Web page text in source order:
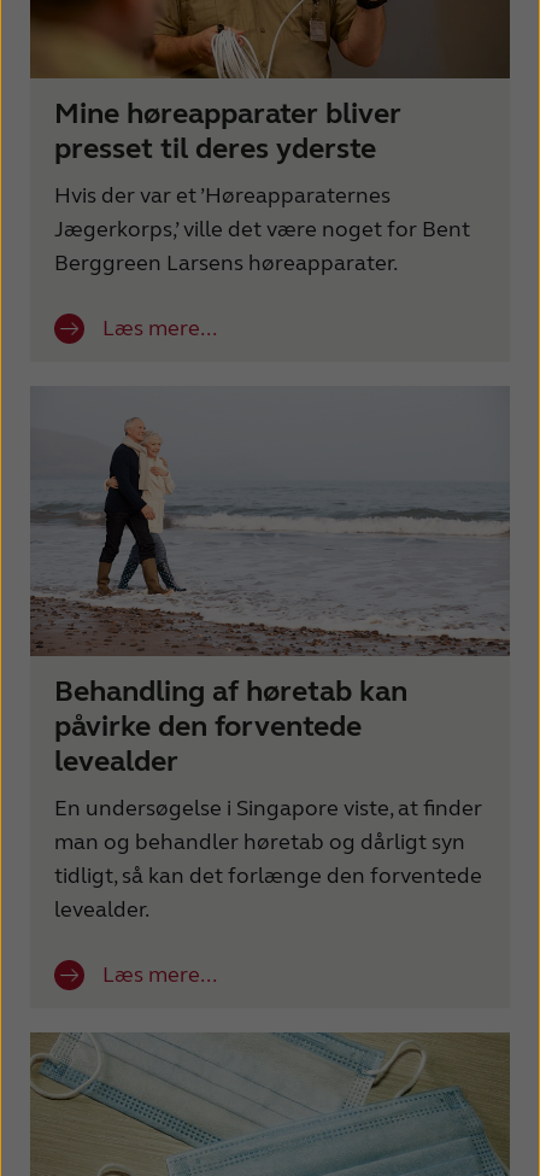
Mine høreapparater bliver
presset til deres yderste
Hvis der var et ’Høreapparaternes
Jægerkorps,’ ville det være noget for Bent
Berggreen Larsens høreapparater.
Læs mere...
Behandling af høretab kan
påvirke den forventede
levealder
En undersøgelse i Singapore viste, at finder
man og behandler høretab og dårligt syn
tidligt, så kan det forlænge den forventede
levealder.
Læs mere...